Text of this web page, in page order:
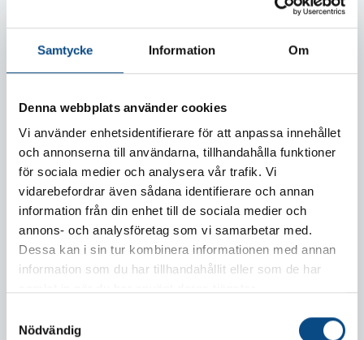
Samtycke Information Om
Denna webbplats använder cookies
Vi använder enhetsidentifierare för att anpassa innehållet
och annonserna till användarna, tillhandahålla funktioner
för sociala medier och analysera vår trafik. Vi
vidarebefordrar även sådana identifierare och annan
information från din enhet till de sociala medier och
annons- och analysföretag som vi samarbetar med.
Dessa kan i sin tur kombinera informationen med annan
information som du har tillhandahållit eller som de har
Nödvändig
VOLVO V60T6 PLUS DARK NORDIC EDITION
2026 1 687 MIL AUTOMAT
509 900 kr
407 920 kr Exkl. moms